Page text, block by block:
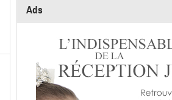
Ads